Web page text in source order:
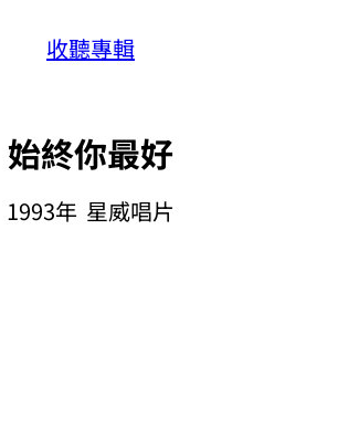
收聽專輯
始終你最好
1993年 星威唱片